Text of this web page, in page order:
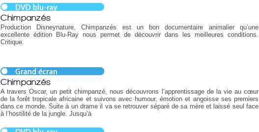
Chimpanzés
Production Disneynature, Chimpanzés est un bon documentaire animalier qu’une
excellente édition Blu-Ray nous permet de découvrir dans les meilleures conditions.
Critique.
Chimpanzés
A travers Oscar, un petit chimpanzé, nous découvrons l’apprentissage de la vie au cœur
de la forêt tropicale africaine et suivons avec humour, émotion et angoisse ses premiers
dans ce monde. Suite à un drame il va se retrouver séparé de sa mère et laissé seul face
à l’hostilité de la jungle. Jusqu’à